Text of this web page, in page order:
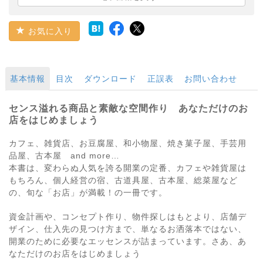
お気に入り
基本情報 目次 ダウンロード 正誤表 お問い合わせ
センス溢れる商品と素敵な空間作り あなただけのお
店をはじめましょう
カフェ、雑貨店、お豆腐屋、和小物屋、焼き菓子屋、手芸用
品屋、古本屋 and more…
本書は、変わらぬ人気を誇る開業の定番、カフェや雑貨屋は
もちろん、個人経営の宿、古道具屋、古本屋、総菜屋など
の、旬な「お店」が満載！の一冊です。
資金計画や、コンセプト作り、物件探しはもとより、店舗デ
ザイン、仕入先の見つけ方まで、単なるお洒落本ではない、
開業のために必要なエッセンスが詰まっています。さあ、あ
なただけのお店をはじめましょう